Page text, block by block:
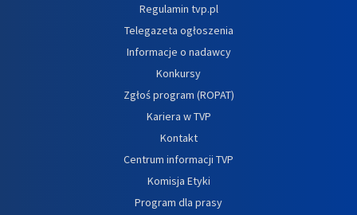
Regulamin tvp.pl
Telegazeta ogłoszenia
Informacje o nadawcy
Konkursy
Zgłoś program (ROPAT)
Kariera w TVP
Kontakt
Centrum informacji TVP
Komisja Etyki
Program dla prasy